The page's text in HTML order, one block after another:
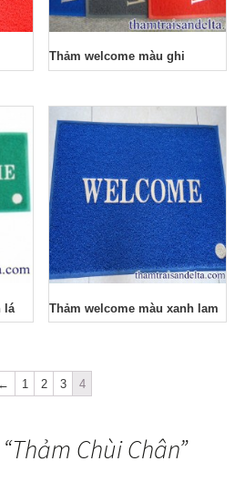
Thảm welcome màu ghi
lá Thảm welcome màu xanh lam
← 1 2 3 4
Thảm Chùi Chân”